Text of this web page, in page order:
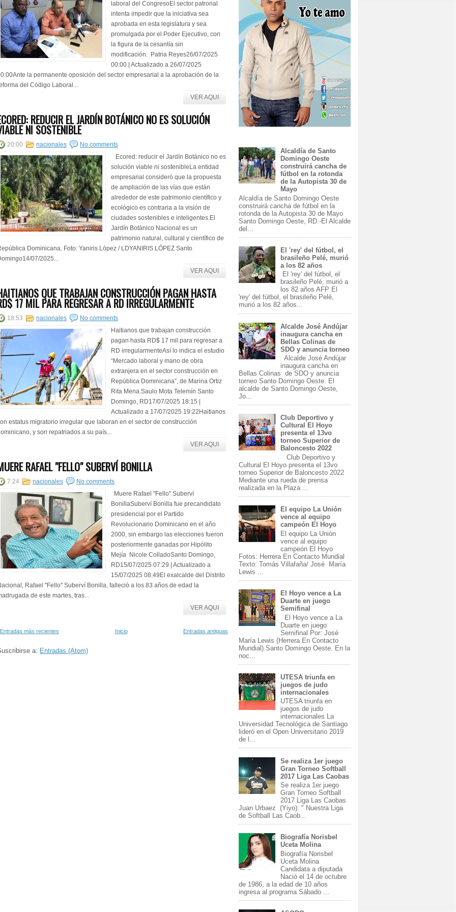
laboral del CongresoEl sector patronal
intenta impedir que la iniciativa sea
aprobada en esta legislatura y sea
promulgada por el Poder Ejecutivo, con
la figura de la cesantía sin
modificación. Patria Reyes26/07/2025
00:00 | Actualizado a 26/07/2025
la permanente oposición del sector empresarial a la aprobación de la
del Código Laboral...
VER AQUI
REDUCIR EL JARDÍN BOTÁNICO NO ES SOLUCIÓN
NI SOSTENIBLE
20:00 nacionales
No comments
Ecored: reducir el Jardín Botánico no es
solución viable ni sostenibleLa entidad
empresarial consideró que la propuesta
de ampliación de las vías que están
alrededor de este patrimonio científico y
ecológico es contraria a la visión de
ciudades sostenibles e inteligentes.El
Jardín Botánico Nacional es un
patrimonio natural, cultural y científico de
Dominicana. Foto: Yaniris López / LDYANIRIS LÓPEZ Santo
07/2025...
VER AQUI
QUE TRABAJAN CONSTRUCCIÓN PAGAN HASTA
17 MIL PARA REGRESAR A RD IRREGULARMENTE
18:53 nacionales
No comments
Haitianos que trabajan construcción
pagan hasta RD$ 17 mil para regresar a
RD irregularmenteAsí lo indica el estudio
“Mercado laboral y mano de obra
extranjera en el sector construcción en
República Dominicana”, de Marina Ortiz
Rita Mena.Saulo Mota Telemín Santo
Domingo, RD17/07/2025 18:15 |
Actualizado a 17/07/2025 19:22Haitianos
estatus migratorio irregular que laboran en el sector de construcción
y son repatriados a su país...
VER AQUI
RAFAEL "FELLO" SUBERVÍ BONILLA
7:24 nacionales
No comments
Muere Rafael "Fello" Suberví
BonillaSuberví Bonilla fue precandidato
presidencial por el Partido
Revolucionario Dominicano en el año
2000, sin embargo las elecciones fueron
posteriormente ganadas por Hipólito
Mejía Nicole ColladoSanto Domingo,
RD15/07/2025 07:29 | Actualizado a
15/07/2025 08:49El exalcalde del Distrito
Rafael "Fello" Suberví Bonilla, falleció a los 83 años de edad la
de este martes, tras...
VER AQUI
Entradas más recientes Entradas antiguas
Inicio
a: Entradas (Atom)
Alcaldía de Santo
Domingo Oeste
construirá cancha de
fútbol en la rotonda
de la Autopista 30 de
Mayo
Alcaldía de Santo Domingo Oeste
construirá cancha de fútbol en la
rotonda de la Autopista 30 de Mayo
Santo Domingo Oeste, RD.-El Alcalde
del...
El 'rey' del fútbol, el
brasileño Pelé, murió
a los 82 años
El 'rey' del fútbol, el
brasileño Pelé, murió a
los 82 años AFP El
'rey' del fútbol, el brasileño Pelé,
murió a los 82 años...
Alcalde José Andújar
inaugura cancha en
Bellas Colinas de
SDO y anuncia torneo
Alcalde José Andújar
inaugura cancha en
Bellas Colinas de SDO y anuncia
torneo Santo Domingo Oeste. El
alcalde de Santo Domingo Oeste,
Jo...
Club Deportivo y
Cultural El Hoyo
presenta el 13vo
torneo Superior de
Baloncesto 2022
Club Deportivo y
Cultural El Hoyo presenta el 13vo
torneo Superior de Baloncesto 2022
Mediante una rueda de prensa
realizada en la Plaza ...
El equipo La Unión
vence al equipo
campeón El Hoyo
El equipo La Unión
vence al equipo
campeón El Hoyo
Fotos: Herrera En Contacto Mundial
Texto: Tomás Villafaña/ José María
Lewis ...
El Hoyo vence a La
Duarte en juego
Semifinal
El Hoyo vence a La
Duarte en juego
Semifinal Por: José
María Lewis (Herrera En Contacto
Mundial) Santo Domingo Oeste. En la
noc...
UTESA triunfa en
juegos de judo
internacionales
UTESA triunfa en
juegos de judo
internacionales La
Universidad Tecnológica de Santiago
lideró en el Open Universitario 2019
de l...
Se realiza 1er juego
Gran Torneo Softball
2017 Liga Las Caobas
Se realiza 1er juego
Gran Torneo Softball
2017 Liga Las Caobas
Juan Urbaez (Yiyo): " Nuestra Liga
de Softball Las Caob...
Biografía Norisbel
Uceta Molina
Biografía Norisbel
Uceta Molina
Candidata a diputada
Nació el 14 de octubre
de 1986, a la edad de 10 años
ingresa al programa Sábado ...